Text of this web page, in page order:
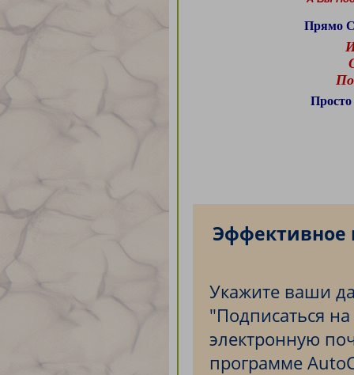
Прямо
Эффективное
Укажите ваши
"Подписаться
электронную
программе